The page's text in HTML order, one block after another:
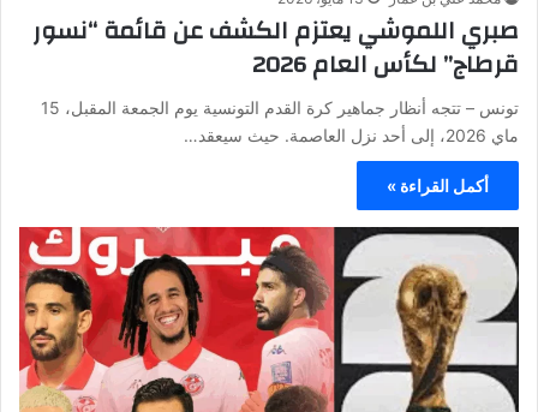
صبري اللموشي يعتزم الكشف عن قائمة “نسور
قرطاج” لكأس العام 2026
تونس – تتجه أنظار جماهير كرة القدم التونسية يوم الجمعة المقبل، 15
ماي 2026، إلى أحد نزل العاصمة. حيث سيعقد…
أكمل القراءة »